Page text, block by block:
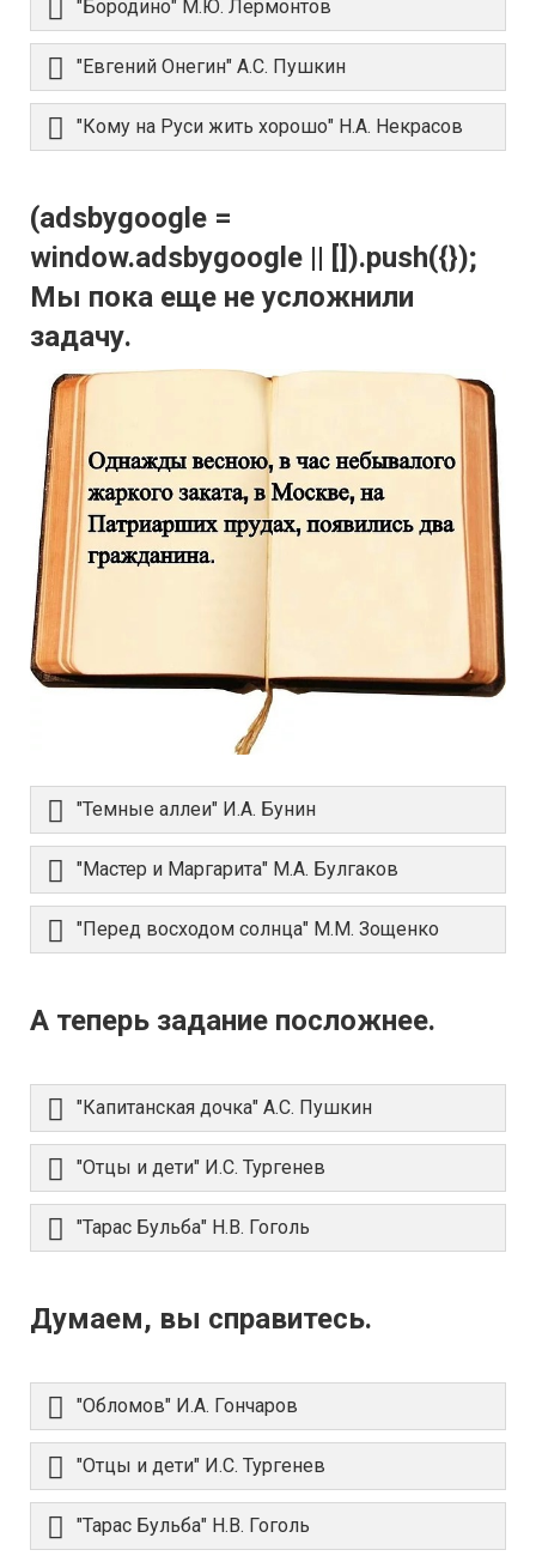
"Бородино" М.Ю. Лермонтов
"Евгений Онегин" А.С. Пушкин
"Кому на Руси жить хорошо" Н.А. Некрасов
(adsbygoogle =
window.adsbygoogle || []).push({});
Мы пока еще не усложнили
задачу.
"Темные аллеи" И.А. Бунин
"Мастер и Маргарита" М.А. Булгаков
"Перед восходом солнца" М.М. Зощенко
А теперь задание посложнее.
"Капитанская дочка" А.С. Пушкин
"Отцы и дети" И.С. Тургенев
"Тарас Бульба" Н.В. Гоголь
Думаем, вы справитесь.
"Обломов" И.А. Гончаров
"Отцы и дети" И.С. Тургенев
"Тарас Бульба" Н.В. Гоголь